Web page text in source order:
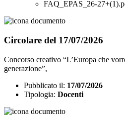
FAQ_EPAS_26-
Circolare del 17/07/2026
Concorso creativo “L’Europa che
generazione”,
Pubblicato il: 17/07/2026
Tipologia: Docenti